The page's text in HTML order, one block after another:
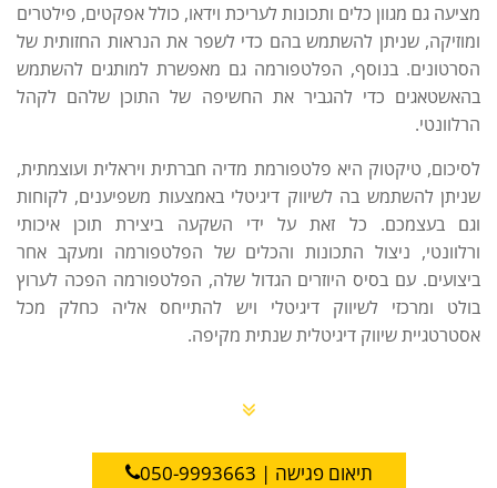
מציעה גם מגוון כלים ותכונות לעריכת וידאו, כולל אפקטים, פילטרים
ומוזיקה, שניתן להשתמש בהם כדי לשפר את הנראות החזותית של
הסרטונים. בנוסף, הפלטפורמה גם מאפשרת למותגים להשתמש
בהאשטאגים כדי להגביר את החשיפה של התוכן שלהם לקהל
הרלוונטי.
לסיכום, טיקטוק היא פלטפורמת מדיה חברתית ויראלית ועוצמתית,
שניתן להשתמש בה לשיווק דיגיטלי באמצעות משפיענים, לקוחות
וגם בעצמכם. כל זאת על ידי השקעה ביצירת תוכן איכותי
ורלוונטי, ניצול התכונות והכלים של הפלטפורמה ומעקב אחר
ביצועים. עם בסיס היוזרים הגדול שלה, הפלטפורמה הפכה לערוץ
בולט ומרכזי לשיווק דיגיטלי ויש להתייחס אליה כחלק מכל
אסטרטגיית שיווק דיגיטלית שנתית מקיפה.
תיאום פגישה | 050-9993663